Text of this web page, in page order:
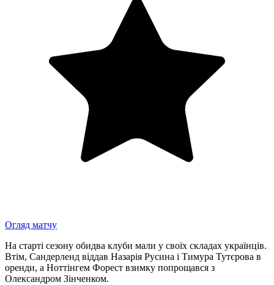
Огляд матчу
На старті сезону обидва клуби мали у своїх складах українців.
Втім, Сандерленд віддав Назарія Русина і Тимура Тутєрова в
оренди, а Ноттінгем Форест взимку попрощався з
Олександром Зінченком.